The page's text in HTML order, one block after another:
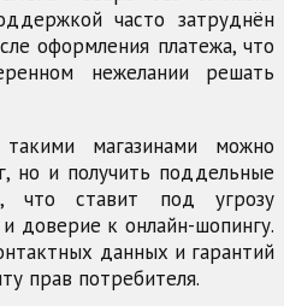
часто затруднён
оформления платежа, что
нежелании решать
магазинами можно
но и получить поддельные
что ставит под угрозу
доверие к онлайн-шопингу.
данных и гарантий
прав потребителя.